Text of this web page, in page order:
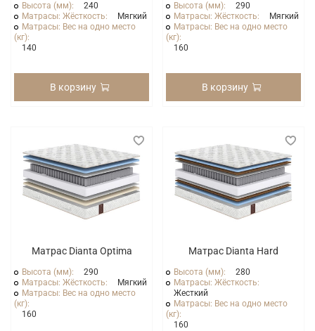
Высота (мм):
240
Матрасы: Жёсткость:
Мягкий
Матрасы: Вес на одно место
(кг):
140
В корзину
Высота (мм):
290
Матрасы: Жёсткость:
Мягкий
Матрасы: Вес на одно место
(кг):
160
В корзину
Матрас Dianta Optima
Высота (мм):
290
Матрасы: Жёсткость:
Мягкий
Матрасы: Вес на одно место
(кг):
160
Матрас Dianta Hard
Высота (мм):
280
Матрасы: Жёсткость:
Жесткий
Матрасы: Вес на одно место
(кг):
160